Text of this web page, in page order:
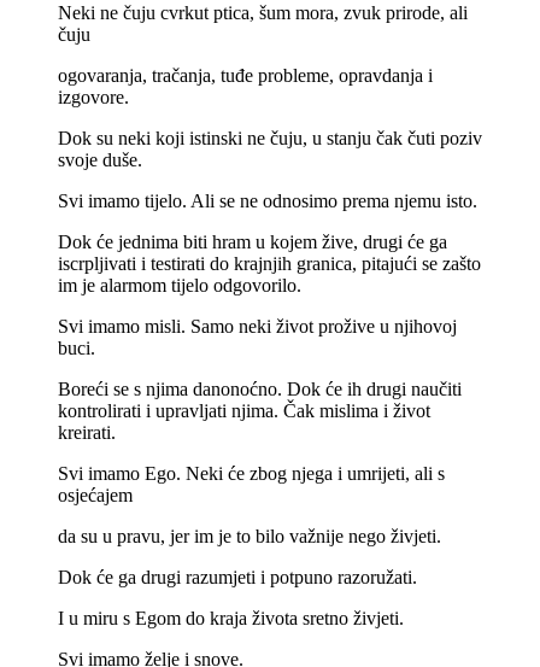
Neki ne čuju cvrkut ptica, šum mora, zvuk prirode, ali
čuju
ogovaranja, tračanja, tuđe probleme, opravdanja i
izgovore.
Dok su neki koji istinski ne čuju, u stanju čak čuti poziv
svoje duše.
Svi imamo tijelo. Ali se ne odnosimo prema njemu isto.
Dok će jednima biti hram u kojem žive, drugi će ga
iscrpljivati i testirati do krajnjih granica, pitajući se zašto
im je alarmom tijelo odgovorilo.
Svi imamo misli. Samo neki život prožive u njihovoj
buci.
Boreći se s njima danonoćno. Dok će ih drugi naučiti
kontrolirati i upravljati njima. Čak mislima i život
kreirati.
Svi imamo Ego. Neki će zbog njega i umrijeti, ali s
osjećajem
da su u pravu, jer im je to bilo važnije nego živjeti.
Dok će ga drugi razumjeti i potpuno razoružati.
I u miru s Egom do kraja života sretno živjeti.
Svi imamo želje i snove.